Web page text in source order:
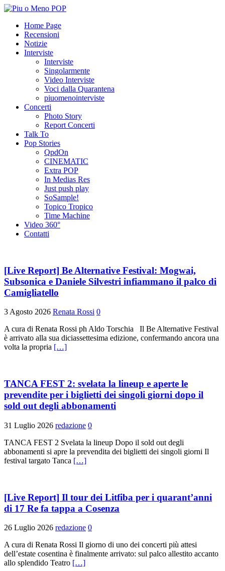
Home Page
Recensioni
Notizie
Interviste
Interviste
Singolarmente
Video Interviste
Voci dalla Quarantena
piuomenointerviste
Concerti
Photo Story
Report Concerti
Talk To
Pop Stories
QpdOn
CINEMATIC
Extra POP
In Medias Res
Just push play
SoSample!
Topico Tropico
Time Machine
Video 360°
Contatti
[Live Report] Be Alternative Festival: Mogwai,
Subsonica e Daniele Silvestri infiammano il palco di
Camigliatello
3 Agosto 2026 Renata Rossi 0
A cura di Renata Rossi ph Aldo Torschia Il Be Alternative Festival
è arrivato alla sua diciassettesima edizione, confermando ancora una
volta la propria […]
TANCA FEST 2: svelata la lineup e aperte le
prevendite per i biglietti dei singoli giorni dopo il
sold out degli abbonamenti
31 Luglio 2026 redazione 0
TANCA FEST 2 Svelata la lineup Dopo il sold out degli
abbonamenti si apre la prevendita dei biglietti dei singoli giorni Il
festival targato Tanca […]
[Live Report] Il tour dei Litfiba per i quarant’anni
di 17 Re fa tappa a Cosenza
26 Luglio 2026 redazione 0
A cura di Renata Rossi Il giorno di uno dei concerti più attesi
dell’estate cosentina è finalmente arrivato: sul palco allestito accanto
allo splendido Teatro […]